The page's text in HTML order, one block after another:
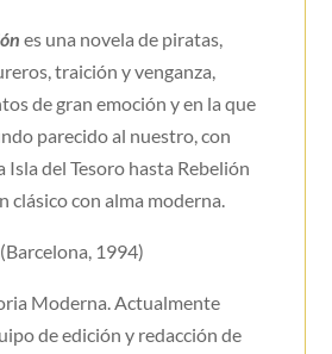
es una novela de piratas,
traición y venganza,
de gran emoción y en la que
parecido al nuestro, con
Isla del Tesoro hasta Rebelión
clásico con alma moderna.
(Barcelona, 1994)
Moderna. Actualmente
de edición y redacción de